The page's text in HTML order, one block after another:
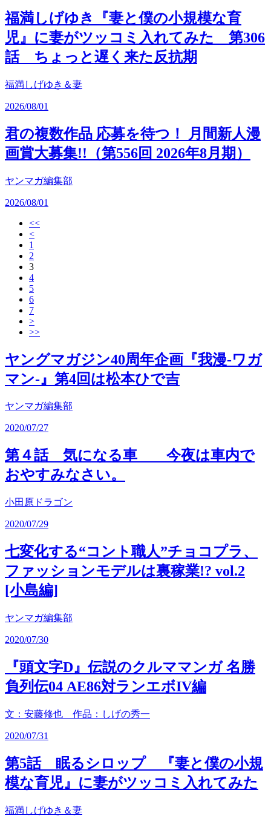
福満しげゆき『妻と僕の小規模な育
児』に妻がツッコミ入れてみた 第306
話 ちょっと遅く来た反抗期
福満しげゆき＆妻
2026/08/01
君の複数作品 応募を待つ！ 月間新人漫
画賞大募集!!（第556回 2026年8月期）
ヤンマガ編集部
2026/08/01
<<
<
1
2
3
4
5
6
7
>
>>
ヤングマガジン40周年企画『我漫-ワガ
マン-』第4回は松本ひで吉
ヤンマガ編集部
2020/07/27
第４話 気になる車 今夜は車内で
おやすみなさい。
小田原ドラゴン
2020/07/29
七変化する“コント職人”チョコプラ、
ファッションモデルは裏稼業!? vol.2
[小島編]
ヤンマガ編集部
2020/07/30
『頭文字D』伝説のクルママンガ 名勝
負列伝04 AE86対ランエボIV編
文：安藤修也 作品：しげの秀一
2020/07/31
第5話 眠るシロップ 『妻と僕の小規
模な育児』に妻がツッコミ入れてみた
福満しげゆき＆妻